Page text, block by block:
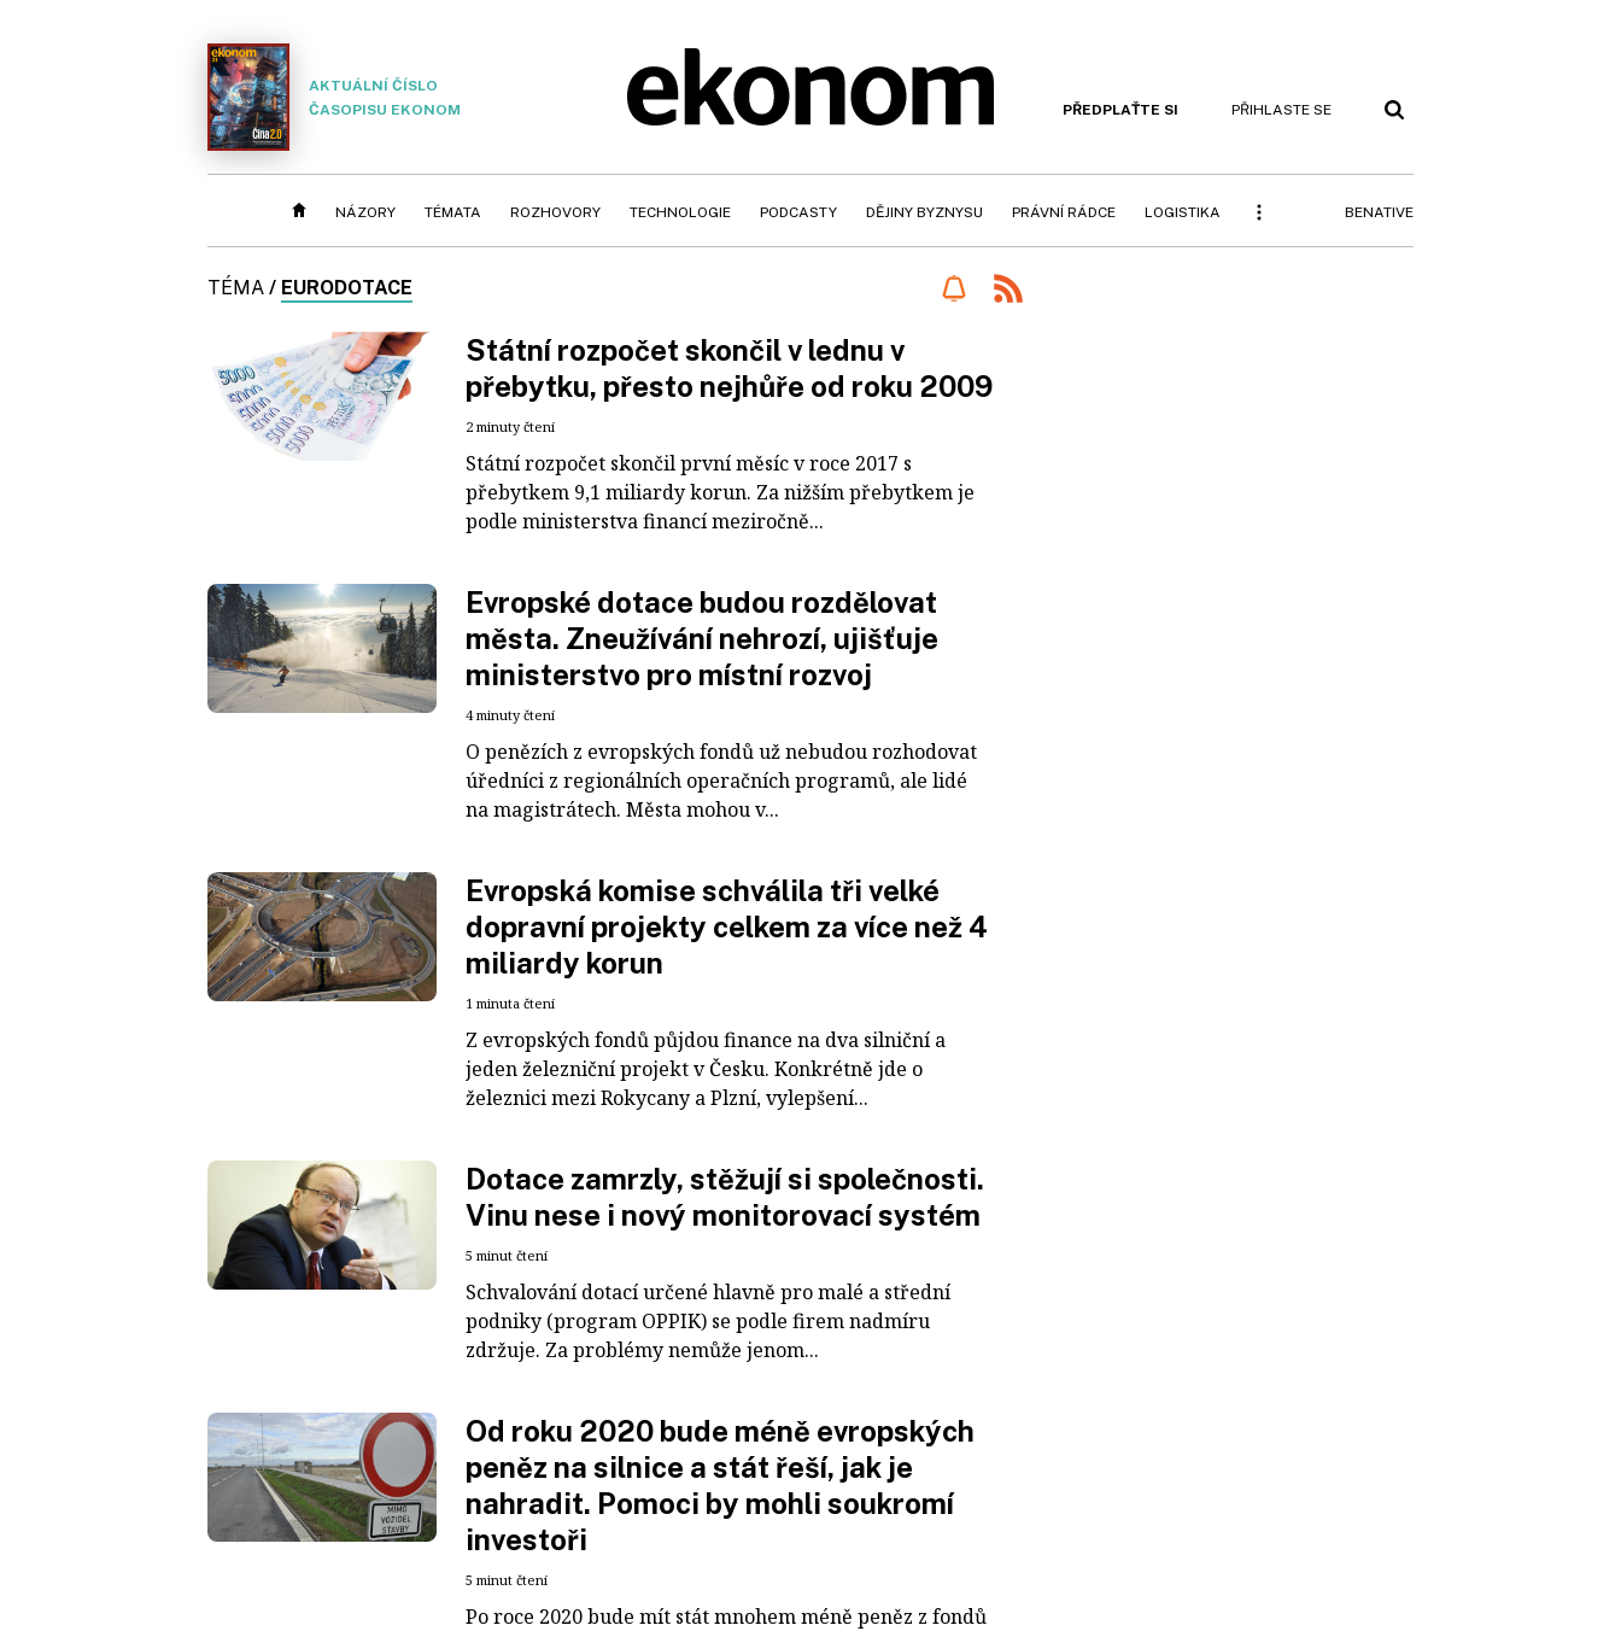
AKTUÁLNÍ ČÍSLO
ČASOPISU EKONOM
PŘEDPLAŤTE SI PŘIHLASTE SE
NÁZORY TÉMATA ROZHOVORY TECHNOLOGIE PODCASTY DĚJINY BYZNYSU PRÁVNÍ RÁDCE LOGISTIKA BENATIVE
TÉMA / EURODOTACE
Státní rozpočet skončil v lednu v
přebytku, přesto nejhůře od roku 2009
2 minuty čtení
Státní rozpočet skončil první měsíc v roce 2017 s
přebytkem 9,1 miliardy korun. Za nižším přebytkem je
podle ministerstva financí meziročně...
Evropské dotace budou rozdělovat
města. Zneužívání nehrozí, ujišťuje
ministerstvo pro místní rozvoj
4 minuty čtení
O penězích z evropských fondů už nebudou rozhodovat
úředníci z regionálních operačních programů, ale lidé
na magistrátech. Města mohou v...
Evropská komise schválila tři velké
dopravní projekty celkem za více než 4
miliardy korun
1 minuta čtení
Z evropských fondů půjdou finance na dva silniční a
jeden železniční projekt v Česku. Konkrétně jde o
železnici mezi Rokycany a Plzní, vylepšení...
Dotace zamrzly, stěžují si společnosti.
Vinu nese i nový monitorovací systém
5 minut čtení
Schvalování dotací určené hlavně pro malé a střední
podniky (program OPPIK) se podle firem nadmíru
zdržuje. Za problémy nemůže jenom...
Od roku 2020 bude méně evropských
peněz na silnice a stát řeší, jak je
nahradit. Pomoci by mohli soukromí
investoři
5 minut čtení
Po roce 2020 bude mít stát mnohem méně peněz z fondů